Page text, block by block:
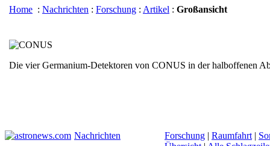
Home : Nachrichten : Forschung : Artikel : Großansicht
Die vier Germanium-Detektoren von CONUS in der halboffenen
Nachrichten Forschung | Raumfahrt |